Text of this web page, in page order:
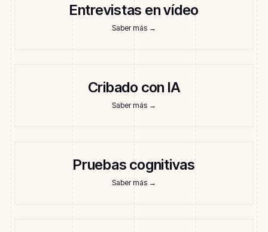
Entrevistas en vídeo
Saber más →
Cribado con IA
Saber más →
Pruebas cognitivas
Saber más →